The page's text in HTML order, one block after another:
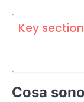
Key
Cosa